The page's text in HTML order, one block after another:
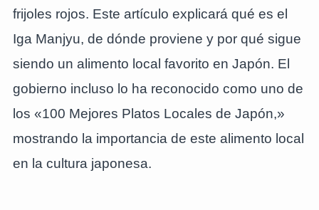
frijoles rojos. Este artículo explicará qué es el
Iga Manjyu, de dónde proviene y por qué sigue
siendo un alimento local favorito en Japón. El
gobierno incluso lo ha reconocido como uno de
los «100 Mejores Platos Locales de Japón,»
mostrando la importancia de este alimento local
en la cultura japonesa.